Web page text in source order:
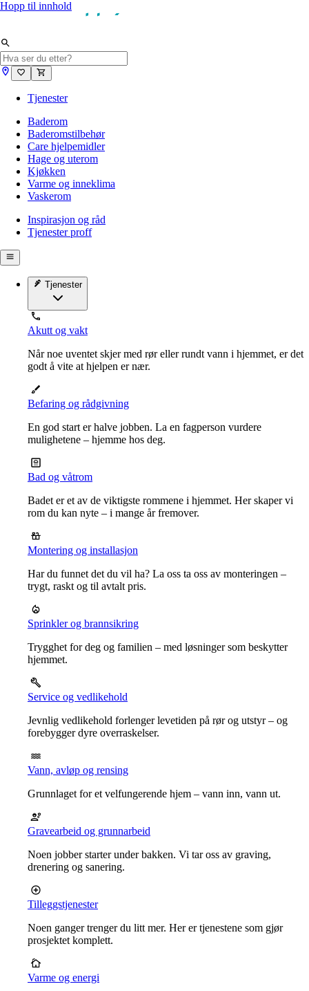
Hopp til innhold
Tjenester
Baderom
Baderomstilbehør
Care hjelpemidler
Hage og uterom
Kjøkken
Varme og inneklima
Vaskerom
Inspirasjon og råd
Tjenester proff
Tjenester
Akutt og vakt
Når noe uventet skjer med rør eller rundt vann i hjemmet, er det
godt å vite at hjelpen er nær.
Befaring og rådgivning
En god start er halve jobben. La en fagperson vurdere
mulighetene – hjemme hos deg.
Bad og våtrom
Badet er et av de viktigste rommene i hjemmet. Her skaper vi
rom du kan nyte – i mange år fremover.
Montering og installasjon
Har du funnet det du vil ha? La oss ta oss av monteringen –
trygt, raskt og til avtalt pris.
Sprinkler og brannsikring
Trygghet for deg og familien – med løsninger som beskytter
hjemmet.
Service og vedlikehold
Jevnlig vedlikehold forlenger levetiden på rør og utstyr – og
forebygger dyre overraskelser.
Vann, avløp og rensing
Grunnlaget for et velfungerende hjem – vann inn, vann ut.
Gravearbeid og grunnarbeid
Noen jobber starter under bakken. Vi tar oss av graving,
drenering og sanering.
Tilleggstjenester
Noen ganger trenger du litt mer. Her er tjenestene som gjør
prosjektet komplett.
Varme og energi